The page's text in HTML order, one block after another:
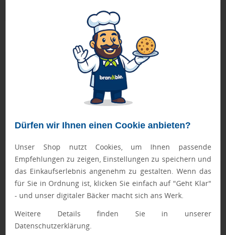
Dürfen wir Ihnen einen Cookie anbieten?
Unser Shop nutzt Cookies, um Ihnen passende
Empfehlungen zu zeigen, Einstellungen zu speichern und
das Einkaufserlebnis angenehm zu gestalten. Wenn das
für Sie in Ordnung ist, klicken Sie einfach auf "Geht Klar"
- und unser digitaler Bäcker macht sich ans Werk.
Weitere Details finden Sie in unserer
Datenschutzerklärung.
Produktbeschreibung
mit Schlüsselring und automatischer Rückholfeder
Geprüft von Ewa
Nur Produkte, die unserenQualitätscheck
schaffen es in den Shop.Mehr erfahren
Qualitätssicherung
Zusatzinformation
Artikelnummer: 210-7228-0
Farbe: weiß